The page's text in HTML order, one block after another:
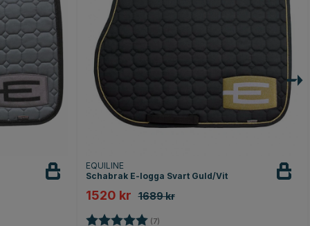
EQUILINE
Schabrak E-logga Svart Guld/Vit
1520 kr 1689 kr
Betyg: (7)